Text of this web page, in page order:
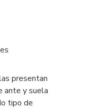
presentan
ante y suela
tipo de